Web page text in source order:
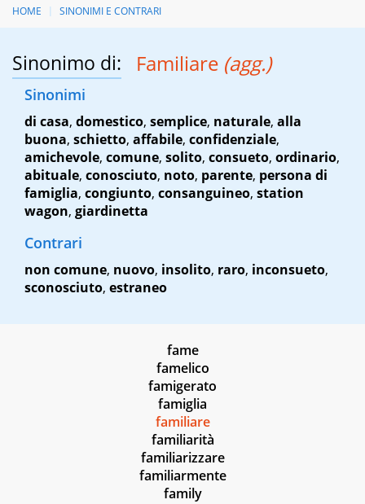
HOME SINONIMI E CONTRARI
Sinonimo di: Familiare (agg.)
Sinonimi
di casa, domestico, semplice, naturale, alla
buona, schietto, affabile, confidenziale,
amichevole, comune, solito, consueto, ordinario,
abituale, conosciuto, noto, parente, persona di
famiglia, congiunto, consanguineo, station
wagon, giardinetta
Contrari
non comune, nuovo, insolito, raro, inconsueto,
sconosciuto, estraneo
fame
famelico
famigerato
famiglia
familiare
familiarità
familiarizzare
familiarmente
family